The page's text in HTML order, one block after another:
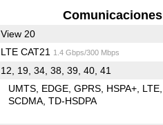
Comunicaciones
View 20
LTE CAT21 1.4 Gbps/300 Mbps
12, 19, 34, 38, 39, 40, 41
UMTS EDGE GPRS HSPA+ LTE
SCDMA TD-HSDPA